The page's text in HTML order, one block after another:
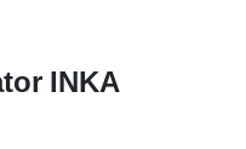
INKA